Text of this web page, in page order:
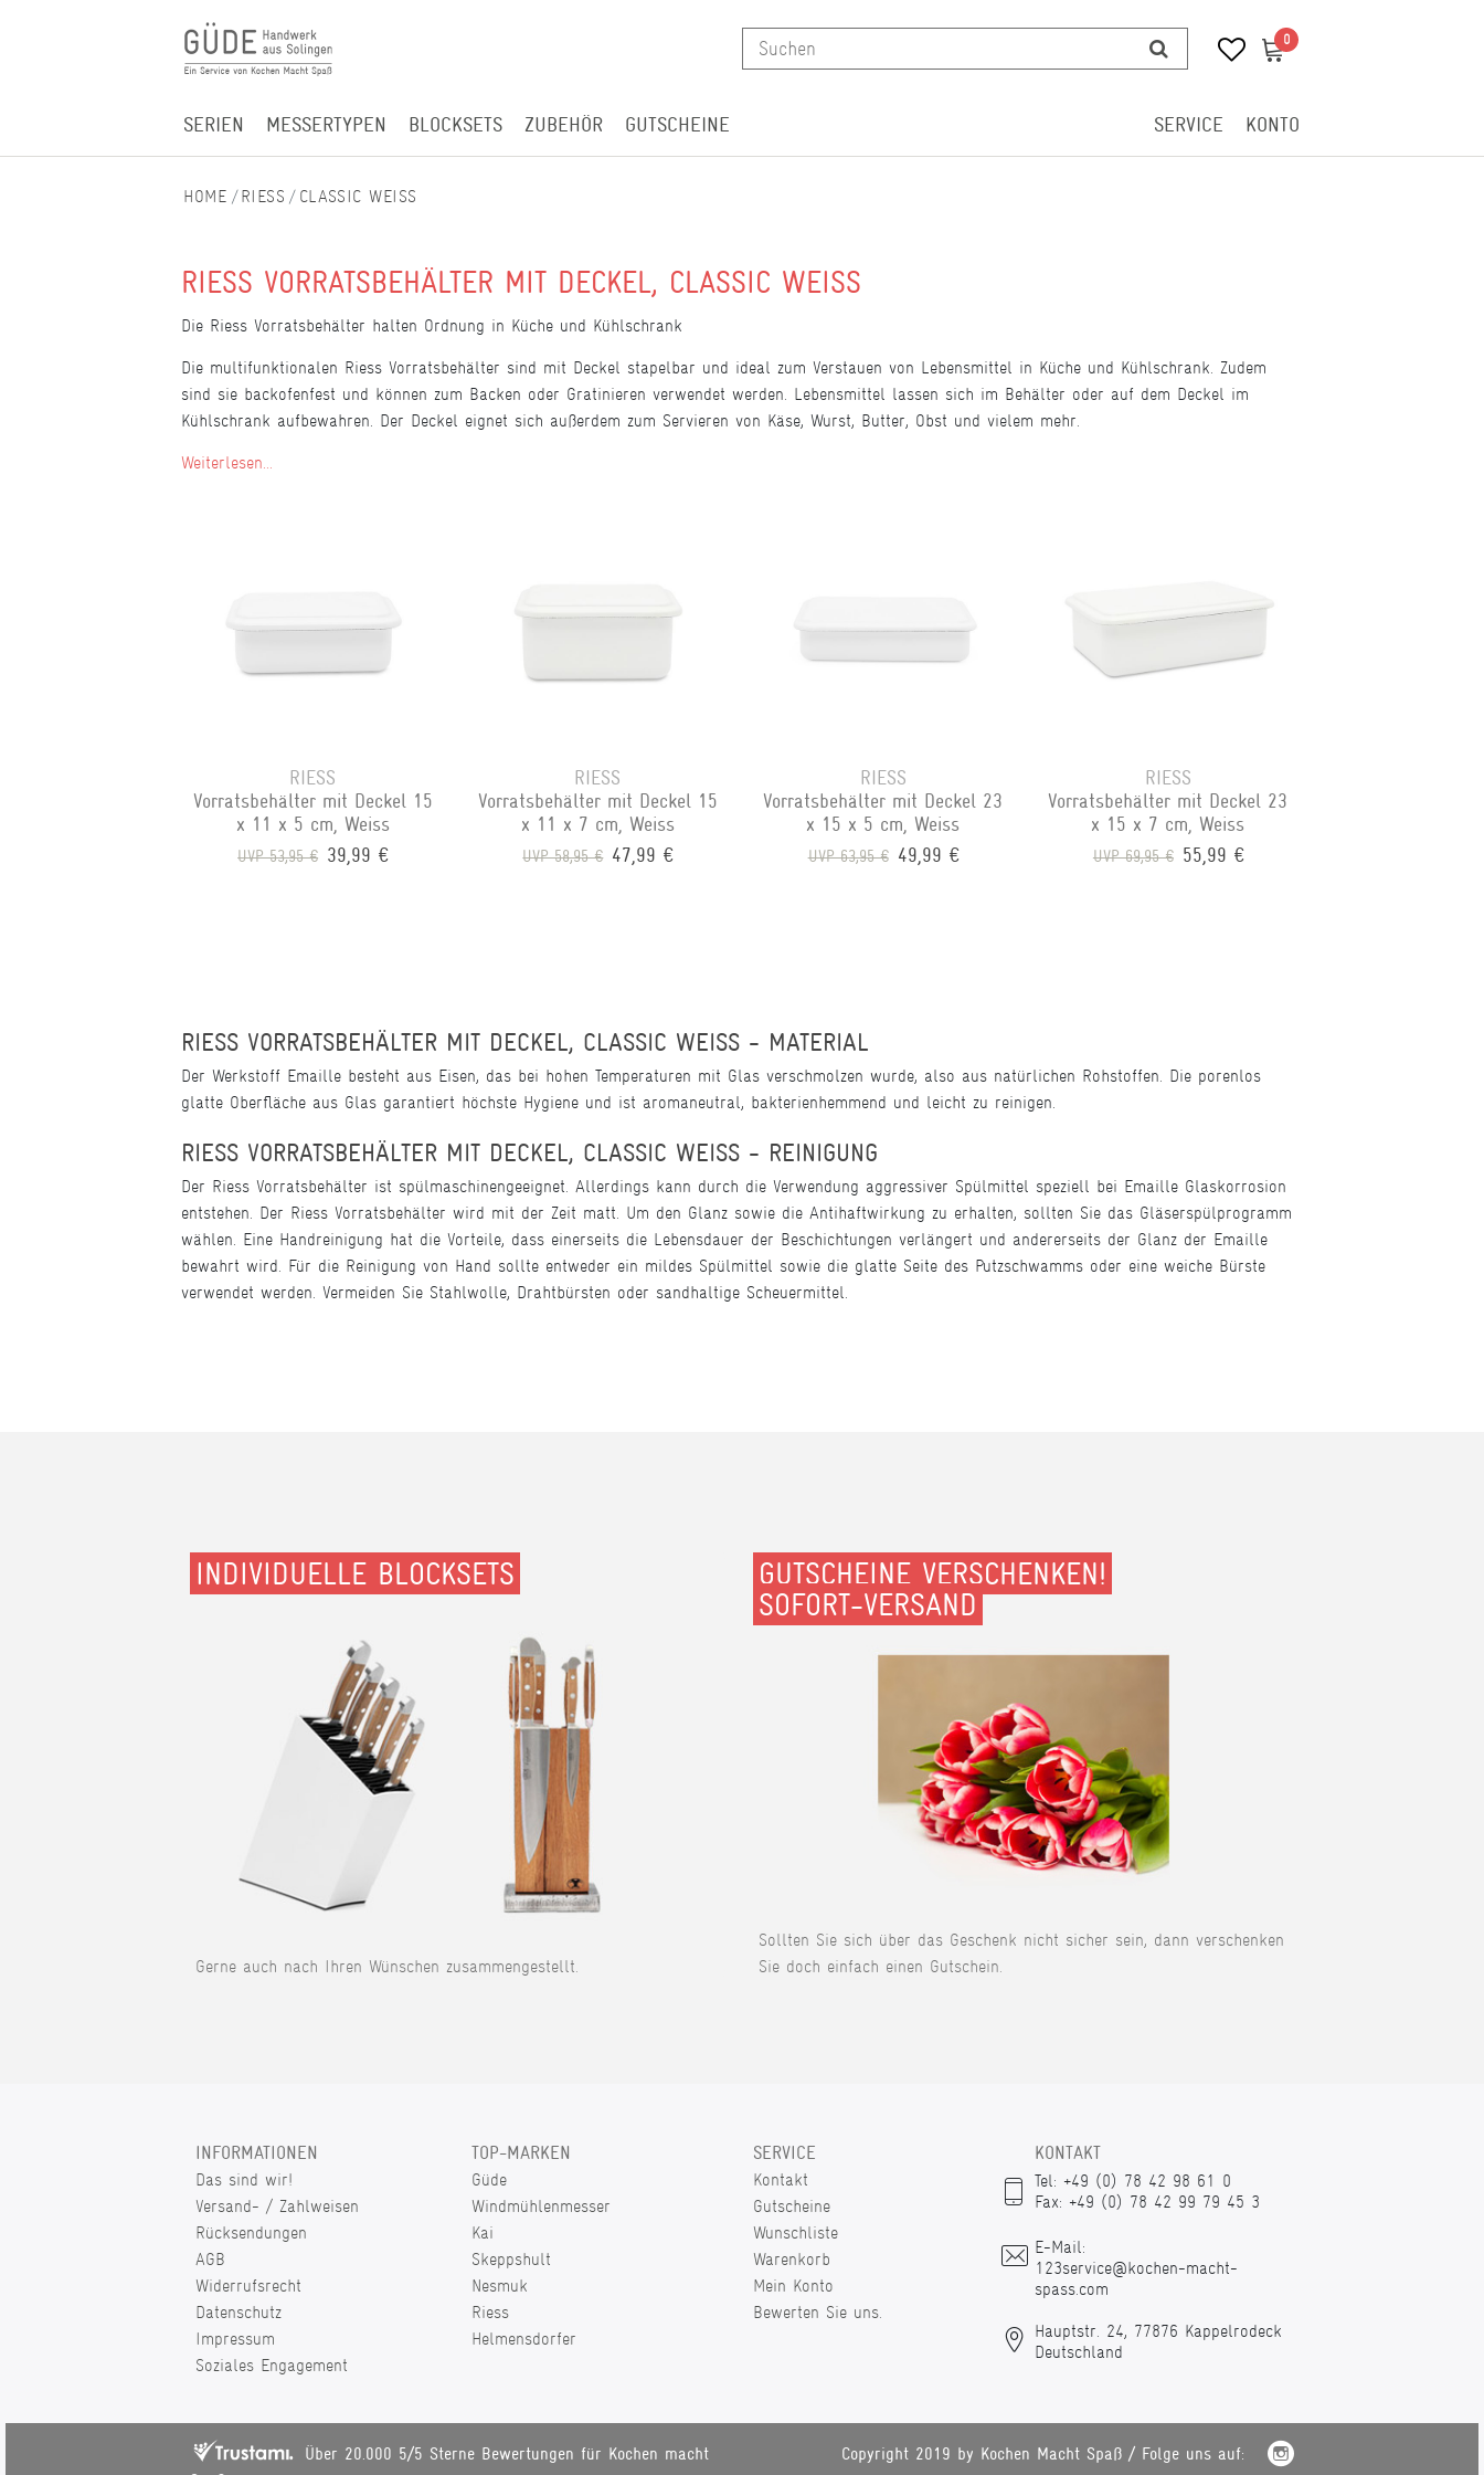
0 0
SERIEN MESSERTYPEN BLOCKSETS ZUBEHÖR GUTSCHEINE SERVICE KONTO
RIESS CLASSIC WEISS
RIESS VORRATSBEHÄLTER MIT DECKEL, CLASSIC WEISS
Die Riess Vorratsbehälter halten Ordnung in Küche und Kühlschrank
Die multifunktionalen Riess Vorratsbehälter sind mit Deckel stapelbar und ideal zum Verstauen von Lebensmittel in Küche und Kühlschrank. Zudem
sind sie backofenfest und können zum Backen oder Gratinieren verwendet werden. Lebensmittel lassen sich im Behälter oder auf dem Deckel im
Kühlschrank aufbewahren. Der Deckel eignet sich außerdem zum Servieren von Käse, Wurst, Butter, Obst und vielem mehr.
Weiterlesen...
RIESS
Vorratsbehälter mit Deckel 15
x 11 x 5 cm, Weiss
UVP 53,95 € 39,99 €
RIESS
Vorratsbehälter mit Deckel 15
x 11 x 7 cm, Weiss
UVP 58,95 € 47,99 €
RIESS
Vorratsbehälter mit Deckel 23
x 15 x 5 cm, Weiss
UVP 63,95 € 49,99 €
RIESS
Vorratsbehälter mit Deckel 23
x 15 x 7 cm, Weiss
UVP 69,95 € 55,99 €
RIESS VORRATSBEHÄLTER MIT DECKEL, CLASSIC WEISS - MATERIAL
Der Werkstoff Emaille besteht aus Eisen, das bei hohen Temperaturen mit Glas verschmolzen wurde, also aus natürlichen Rohstoffen. Die porenlos
glatte Oberfläche aus Glas garantiert höchste Hygiene und ist aromaneutral, bakterienhemmend und leicht zu reinigen.
RIESS VORRATSBEHÄLTER MIT DECKEL, CLASSIC WEISS - REINIGUNG
Der Riess Vorratsbehälter ist spülmaschinengeeignet. Allerdings kann durch die Verwendung aggressiver Spülmittel speziell bei Emaille Glaskorrosion
entstehen. Der Riess Vorratsbehälter wird mit der Zeit matt. Um den Glanz sowie die Antihaftwirkung zu erhalten, sollten Sie das Gläserspülprogramm
wählen. Eine Handreinigung hat die Vorteile, dass einerseits die Lebensdauer der Beschichtungen verlängert und andererseits der Glanz der Emaille
bewahrt wird. Für die Reinigung von Hand sollte entweder ein mildes Spülmittel sowie die glatte Seite des Putzschwamms oder eine weiche Bürste
verwendet werden. Vermeiden Sie Stahlwolle, Drahtbürsten oder sandhaltige Scheuermittel.
INDIVIDUELLE BLOCKSETS
Gerne auch nach Ihren Wünschen zusammengestellt.
GUTSCHEINE VERSCHENKEN!
SOFORT-VERSAND
Sollten Sie sich über das Geschenk nicht sicher sein, dann verschenken
Sie doch einfach einen Gutschein.
INFORMATIONEN
Das sind wir!
Versand- / Zahlweisen
Rücksendungen
AGB
Widerrufsrecht
Datenschutz
Impressum
Soziales Engagement
TOP-MARKEN
Güde
Windmühlenmesser
Kai
Skeppshult
Nesmuk
Riess
Helmensdorfer
SERVICE
Kontakt
Gutscheine
Wunschliste
Warenkorb
Mein Konto
Bewerten Sie uns.
KONTAKT
Tel: +49 (0) 78 42 98 61 0
Fax: +49 (0) 78 42 99 79 45 3
E-Mail:
123service@kochen-macht-
spass.com
Hauptstr. 24, 77876 Kappelrodeck
Deutschland
Über 20.000 5/5 Sterne Bewertungen für Kochen macht
Copyright 2019 by Kochen Macht Spaß / Folge uns auf: